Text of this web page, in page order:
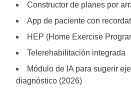
Constructor de planes por
App de paciente con
HEP (Home Exercise
Telerehabilitación integrada
Módulo de IA para sugerir
diagnóstico (2026)